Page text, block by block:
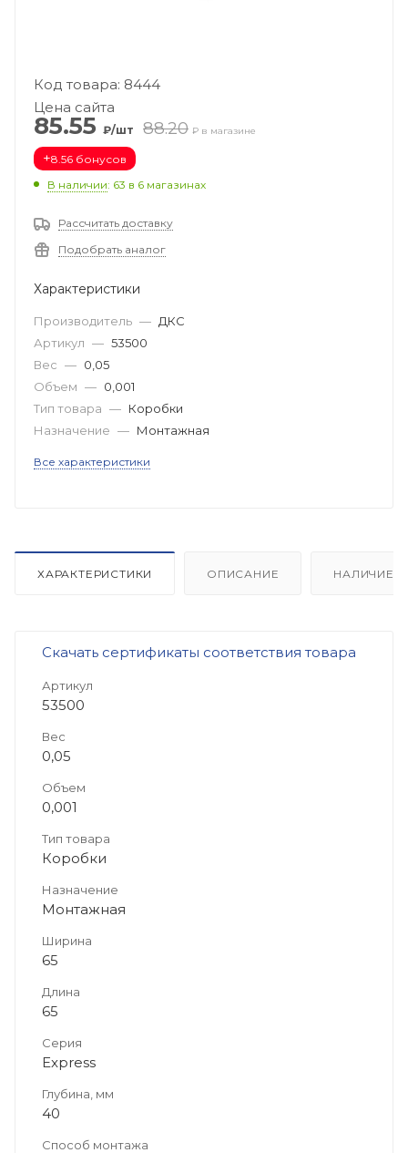
Код товара: 8444
Цена сайта
85.55 ₽/шт 88.20 ₽ в магазине
+8.56 бонусов
В наличии: 63 в 6 магазинах
Рассчитать доставку
Подобрать аналог
Характеристики
Производитель — ДКС
Артикул — 53500
Вес — 0,05
Объем — 0,001
Тип товара — Коробки
Назначение — Монтажная
Все характеристики
ХАРАКТЕРИСТИКИ ОПИСАНИЕ НАЛИЧИЕ
Скачать сертификаты соответствия товара
Артикул
53500
Вес
0,05
Объем
0,001
Тип товара
Коробки
Назначение
Монтажная
Ширина
65
Длина
65
Серия
Express
Глубина, мм
40
Способ монтажа